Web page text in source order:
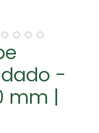
-
mm |